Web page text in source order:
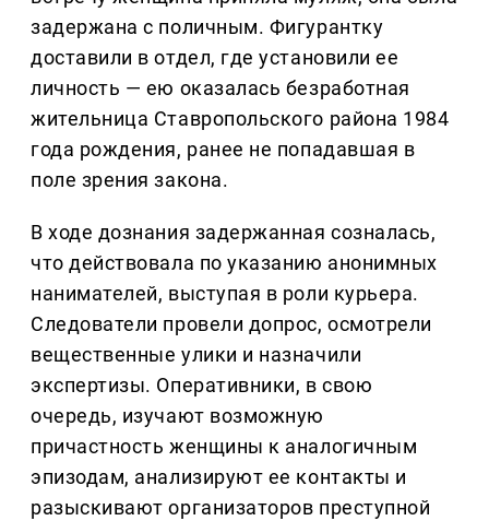
задержана с поличным. Фигурантку
доставили в отдел, где установили ее
личность — ею оказалась безработная
жительница Ставропольского района 1984
года рождения, ранее не попадавшая в
поле зрения закона.
В ходе дознания задержанная созналась,
что действовала по указанию анонимных
нанимателей, выступая в роли курьера.
Следователи провели допрос, осмотрели
вещественные улики и назначили
экспертизы. Оперативники, в свою
очередь, изучают возможную
причастность женщины к аналогичным
эпизодам, анализируют ее контакты и
разыскивают организаторов преступной